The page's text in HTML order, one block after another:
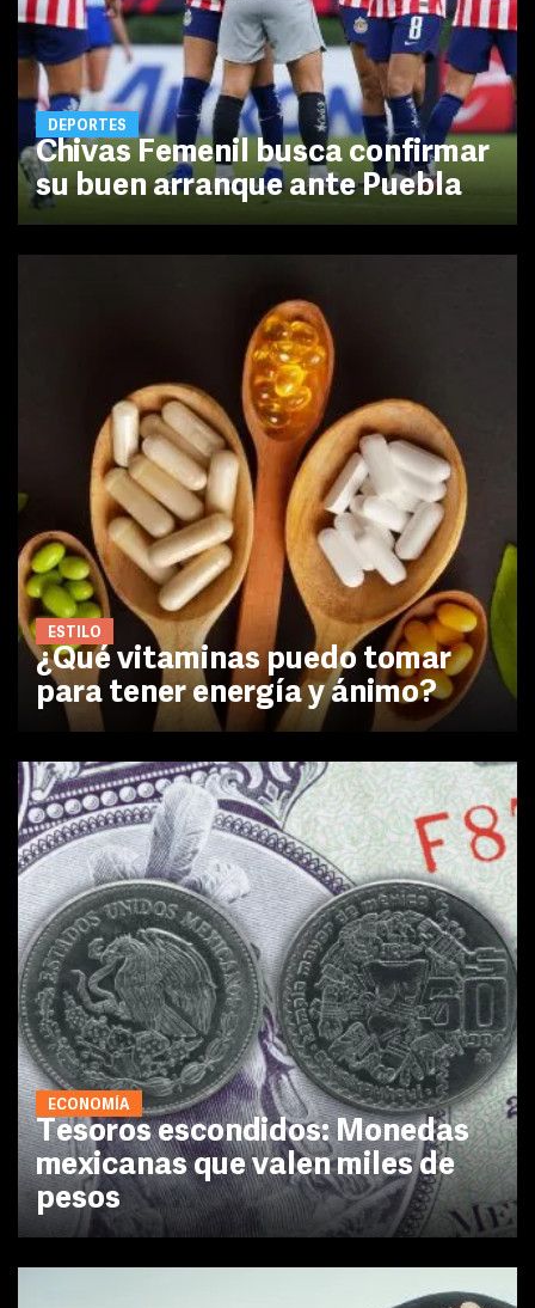
DEPORTES
Chivas Femenil busca confirmar
su buen arranque ante Puebla
ESTILO
¿Qué vitaminas puedo tomar
para tener energía y ánimo?
ECONOMÍA
Tesoros escondidos: Monedas
mexicanas que valen miles de
pesos